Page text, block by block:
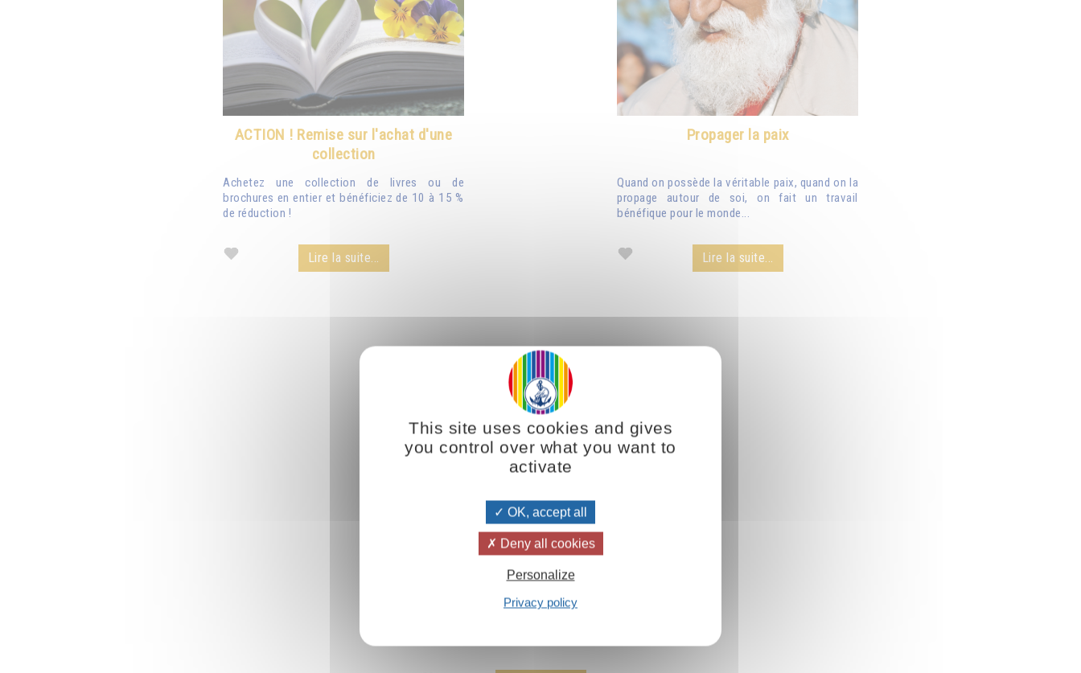
ACTION ! Remise sur l'achat d'une
collection
Achetez une collection de livres ou de
brochures en entier et bénéficiez de 10 à 15 %
de réduction !
Lire la suite...
Propager la paix
Quand on possède la véritable paix, quand on la
propage autour de soi, on fait un travail
bénéfique pour le monde...
Lire la suite...
Les rayons du soleil
Le pouvoir extraordinaire des rayons du soleil
This site uses cookies and gives
you control over what you want to
activate
OK, accept all
Deny all cookies
Personalize
Privacy policy